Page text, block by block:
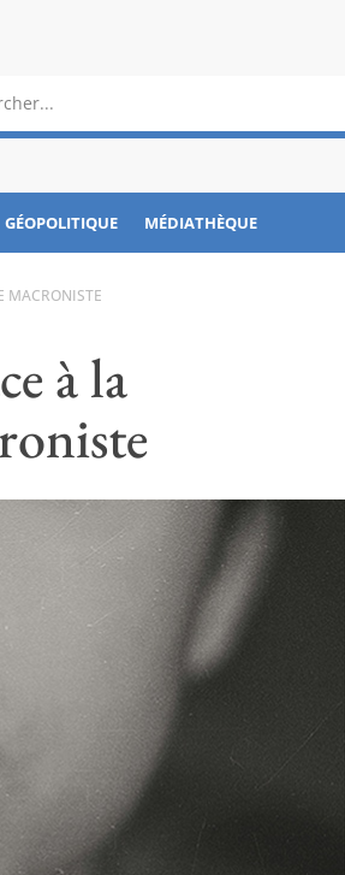
GÉOPOLITIQUE MÉDIATHÈQUE
MACRONISTE
à la